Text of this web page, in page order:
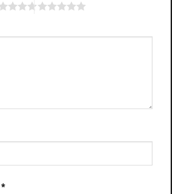
*